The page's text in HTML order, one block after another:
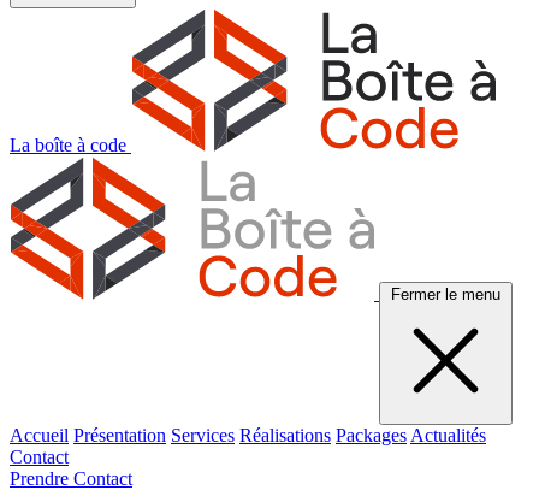
La boîte à code
Fermer le menu
Accueil Présentation Services Réalisations Packages Actualités
Contact
Prendre Contact